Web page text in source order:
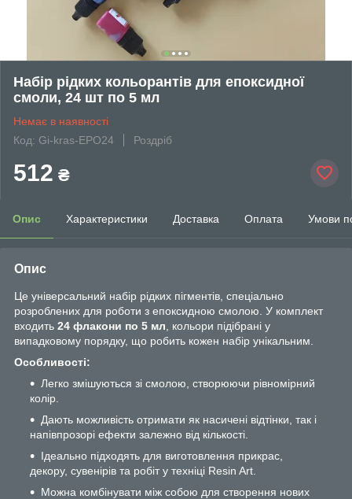
Набір рідких кольорантів для епоксидної
смоли, 24 шт по 5 мл
Немає в наявності
Код: Gi-kras-EPO24
Роздріб
512 ₴
Опис Характеристики Доставка Оплата Умови
Опис
Це універсальний набір рідких пігментів, спеціально
розроблених для роботи з епоксидною смолою. У комплект
входить 24 флакони по 5 мл , кольори підібрані у
випадковому порядку, що робить кожен набір унікальним.
Особливості:
Легко змішуються зі смолою, створюючи рівномірний
колір.
Дають можливість отримати як насичені відтінки, так і
напівпрозорі ефекти залежно від кількості.
Ідеально підходять для виготовлення прикрас,
декору, сувенірів та робіт у техніці Resin Art.
Можна комбінувати між собою для створення нових